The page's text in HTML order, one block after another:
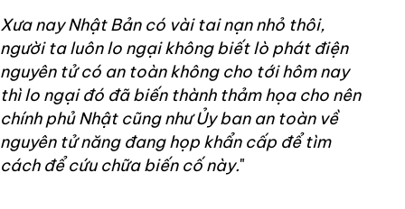
Xưa nay Nhật Bản có vài tai nạn nhỏ thôi,
người ta luôn lo ngại không biết lò phát điện
nguyên tử có an toàn không cho tới hôm nay
thì lo ngại đó đã biến thành thảm họa cho nên
chính phủ Nhật cũng như Ủy ban an toàn về
nguyên tử năng đang họp khẩn cấp để tìm
cách để cứu chữa biến cố này."